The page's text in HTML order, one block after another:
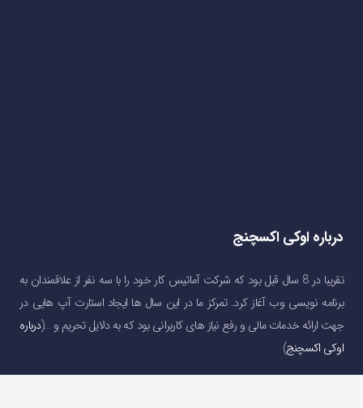
درباره اوکی اکسچنج
تقریبا در 8 سال قبل بود که شرکت آماتیس کار خود را با سه نفر از علاقمندان به
برنامه نویسی وب آغاز کرد. تمرکز ما در این سال ها ایجاد استارت آپ هایی در
جهت ارائه خدمات مالی و رفع نیاز های کاربرانی بود که به دلایل تحریم و …(درباره
اوکی اکسچنج)